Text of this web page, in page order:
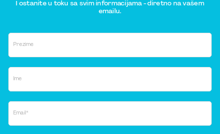
I ostanite u toku sa svim informacijama - diretno na vašem
emailu.
Prezime
Ime
Email*